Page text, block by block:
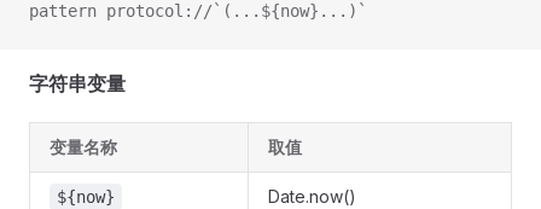
pattern protocol://`(...${now}...)`
字符串变量
变量名称 取值
${now} Date.now()